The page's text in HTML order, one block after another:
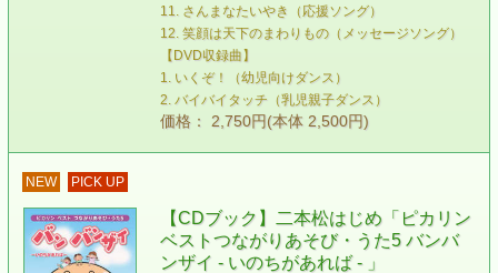
11. さんまなたいやき（応援ソング）
12. 笑顔は天下のまわりもの（メッセージソング）
【DVD収録曲】
1. いくぞ！（幼児向けダンス）
2. バイバイタッチ（乳児親子ダンス）
価格： 2,750円(本体 2,500円)
NEW PICK UP
【CDブック】二本松はじめ「ピカリン
ベストつながりあそび・うた5 バンバ
ンザイ - いのちがあれば - 」